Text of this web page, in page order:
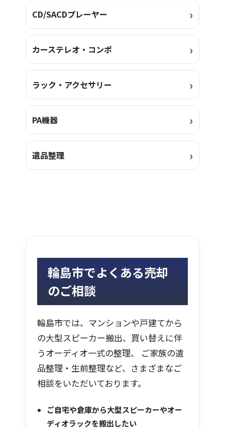
CD/SACDプレーヤー
カーステレオ・コンポ
ラック・アクセサリー
PA機器
遺品整理
輪島市でよくある売却
のご相談
輪島市では、マンションや戸建てから
の大型スピーカー搬出、買い替えに伴
うオーディオ一式の整理、 ご家族の遺
品整理・生前整理など、さまざまなご
相談をいただいております。
ご自宅や倉庫から大型スピーカーやオー
ディオラックを搬出したい